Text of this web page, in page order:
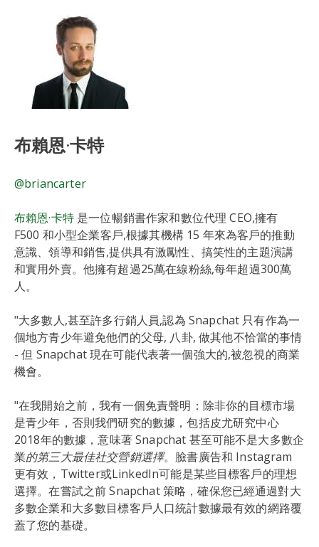
布賴恩·卡特
@briancarter
布賴恩·卡特是一位暢銷書作家和數位代理 CEO,擁有
F500 和小型企業客戶,根據其機構 15 年來為客戶的推動
意識、領導和銷售,提供具有激勵性、搞笑性的主題演講
和實用外賣。他擁有超過25萬在線粉絲,每年超過300萬
人。
"大多數人,甚至許多行銷人員,認為 Snapchat 只有作為一
個地方青少年避免他們的父母, 八卦, 做其他不恰當的事情
- 但 Snapchat 現在可能代表著一個強大的,被忽視的商業
機會。
"在我開始之前，我有一個免責聲明：除非你的目標市場
是青少年，否則我們研究的數據，包括皮尤研究中心
2018年的數據，意味著 Snapchat 甚至可能不是大多數企
業的第三大最佳社交營銷選擇。臉書廣告和 Instagram
更有效，Twitter或LinkedIn可能是某些目標客戶的理想
選擇。在嘗試之前 Snapchat 策略，確保您已經通過對大
多數企業和大多數目標客戶人口統計數據最有效的網路覆
蓋了您的基礎。